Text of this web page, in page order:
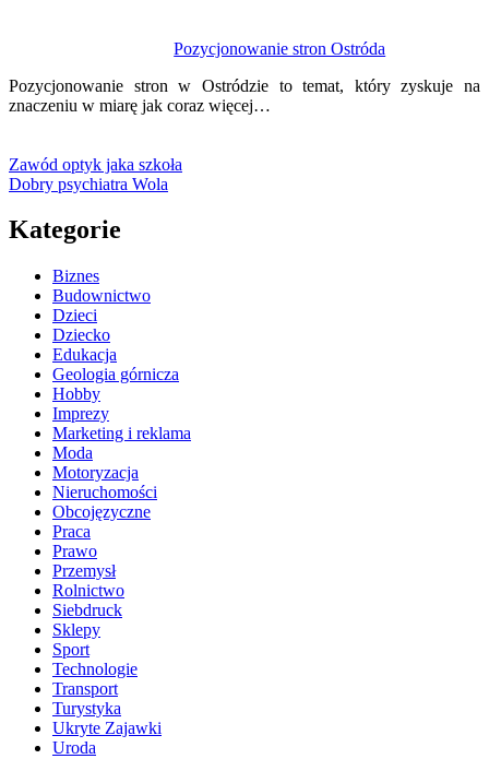
Pozycjonowanie stron Ostróda
Pozycjonowanie stron w Ostródzie to temat, który zyskuje na
znaczeniu w miarę jak coraz więcej…
Zawód optyk jaka szkoła
Dobry psychiatra Wola
Kategorie
Biznes
Budownictwo
Dzieci
Dziecko
Edukacja
Geologia górnicza
Hobby
Imprezy
Marketing i reklama
Moda
Motoryzacja
Nieruchomości
Obcojęzyczne
Praca
Prawo
Przemysł
Rolnictwo
Siebdruck
Sklepy
Sport
Technologie
Transport
Turystyka
Ukryte Zajawki
Uroda